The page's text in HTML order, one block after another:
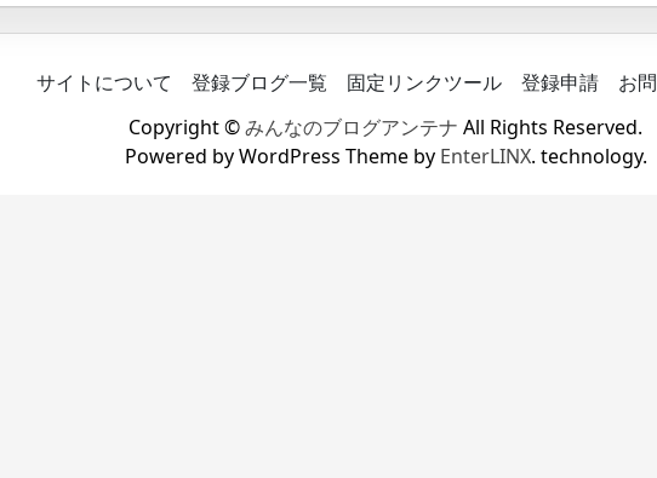
サイトについて 登録ブログ一覧 固定リンクツール 登録申請
お
Copyright ©みんなのブログアンテナ All Rights Reserved.
Powered by WordPress Theme by EnterLINX. technology.